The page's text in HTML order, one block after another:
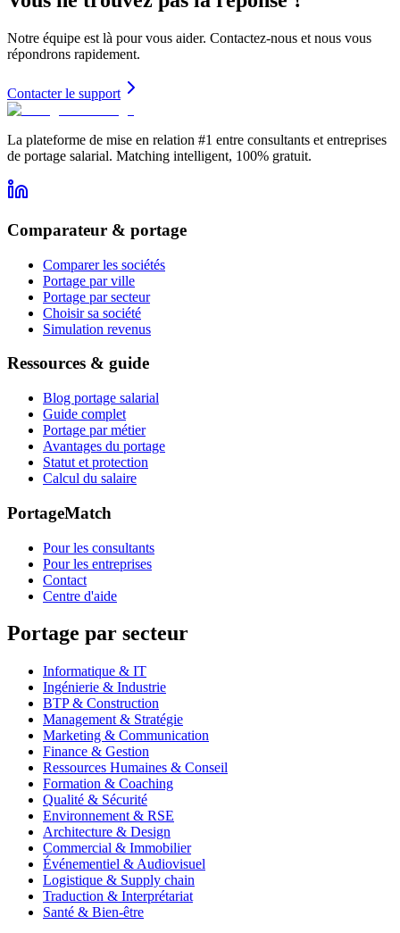
Notre équipe est là pour vous aider. Contactez-nous et nous vous
répondrons rapidement.
Contacter le support
La plateforme de mise en relation #1 entre consultants et entreprises
de portage salarial. Matching intelligent, 100% gratuit.
Comparateur & portage
Comparer les sociétés
Portage par ville
Portage par secteur
Choisir sa société
Simulation revenus
Ressources & guide
Blog portage salarial
Guide complet
Portage par métier
Avantages du portage
Statut et protection
Calcul du salaire
PortageMatch
Pour les consultants
Pour les entreprises
Contact
Centre d'aide
Portage par secteur
Informatique & IT
Ingénierie & Industrie
BTP & Construction
Management & Stratégie
Marketing & Communication
Finance & Gestion
Ressources Humaines & Conseil
Formation & Coaching
Qualité & Sécurité
Environnement & RSE
Architecture & Design
Commercial & Immobilier
Événementiel & Audiovisuel
Logistique & Supply chain
Traduction & Interprétariat
Santé & Bien-être